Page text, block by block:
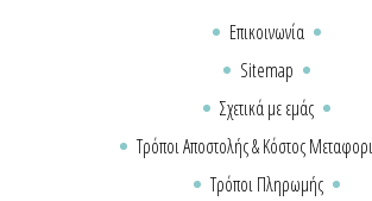
Επικοινωνία
Sitemap
Σχετικά με εμάς
Τρόποι Αποστολής & Κόστος
Τρόποι Πληρωμής